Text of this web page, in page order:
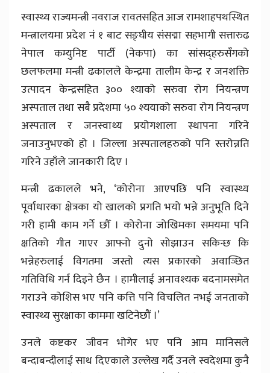
स्वास्थ्य राज्यमन्त्री नवराज रावतसहित आज रामशाहपथस्थित
मन्त्रालयमा प्रदेश नं १ बाट सङ्घीय संसद्मा सहभागी सत्तारुढ
नेपाल कम्युनिष्ट पार्टी (नेकपा) का सांसद्हरुसँगको
छलफलमा मन्त्री ढकालले केन्द्रमा तालीम केन्द्र र जनशक्ति
उत्पादन केन्द्रसहित ३०० श्याको सरुवा रोग नियन्त्रण
अस्पताल तथा सबै प्रदेशमा ५० श्ययाको सरुवा रोग नियन्त्रण
अस्पताल र जनस्वाथ्य प्रयोगशाला स्थापना गरिने
जनाउनुभएको हो । जिल्ला अस्पतालहरुको पनि स्तरोन्नति
गरिने उहाँले जानकारी दिए ।
मन्त्री ढकालले भने, ‘कोरोना आएपछि पनि स्वास्थ्य
पूर्वाधारका क्षेत्रका यो खालको प्रगति भयो भन्ने अनुभूति दिने
गरी हामी काम गर्ने छौँ । कोरोना जोखिमका समयमा पनि
क्षतिको गीत गाएर आफ्नो दुनो सोझाउन सकिन्छ कि
भन्नेहरुलाई विगतमा जस्तो त्यस प्रकारको अवाञ्छित
गतिविधि गर्न दिइने छैन । हामीलाई अनावश्यक बदनामसमेत
गराउने कोशिस भए पनि कत्ति पनि विचलित नभई जनताको
स्वास्थ्य सुरक्षाका काममा खटिनेछौं ।’
उनले कष्टकर जीवन भोगेर भए पनि आम मानिसले
बन्दाबन्दीलाई साथ दिएकाले उल्लेख गर्दै उनले स्वदेशमा कुनै